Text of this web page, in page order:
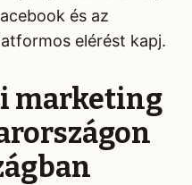
és az
elérést kapj.
marketing